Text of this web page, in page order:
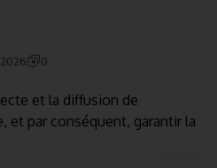
0
et la diffusion de
et par conséquent, garantir la